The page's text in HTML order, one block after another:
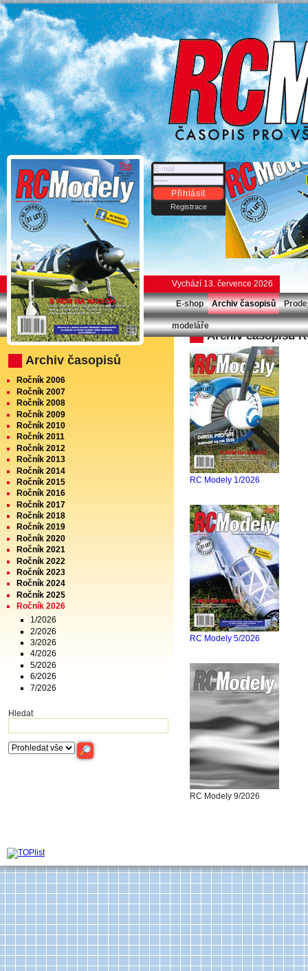
Přihlásit
Registrace
Vychází 13. července 2026
Archiv časopisů
Ročník 2006
Ročník 2007
Ročník 2008
Ročník 2009
Ročník 2010
Ročník 2011
Ročník 2012
Ročník 2013
Ročník 2014
Ročník 2015
Ročník 2016
Ročník 2017
Ročník 2018
Ročník 2019
Ročník 2020
Ročník 2021
Ročník 2022
Ročník 2023
Ročník 2024
Ročník 2025
Ročník 2026
1/2026
2/2026
3/2026
4/2026
5/2026
6/2026
7/2026
Hledat
Archiv časopisu
RC Modely 1/2026
RC Modely 5/2026
RC Modely 9/2026
E-shop Archiv časopisů
modeláře